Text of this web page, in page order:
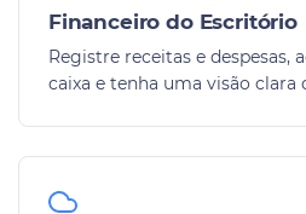
Financeiro do Escritório
Registre receitas e despesas,
caixa e tenha uma visão clara